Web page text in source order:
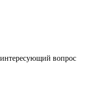
вопрос